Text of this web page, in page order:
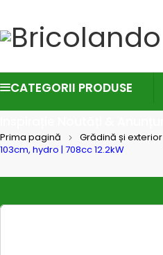
CATEGORII PRODUSE
Prima pagină Grădină și exterior
103cm, hydro | 708cc 12.2kW